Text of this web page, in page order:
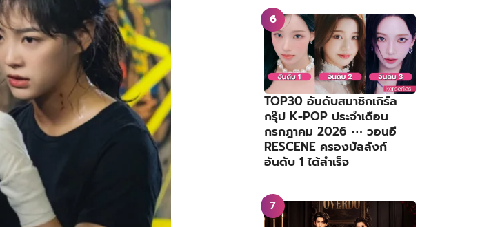
TOP30 อันดับสมาชิกเกิร์ล
กรุ๊ป K-POP ประจำเดือน
กรกฎาคม 2026 ⋯ วอนอี
RESCENE ครองบัลลังก์
อันดับ 1 ได้สำเร็จ